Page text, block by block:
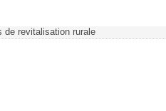
de revitalisation rurale